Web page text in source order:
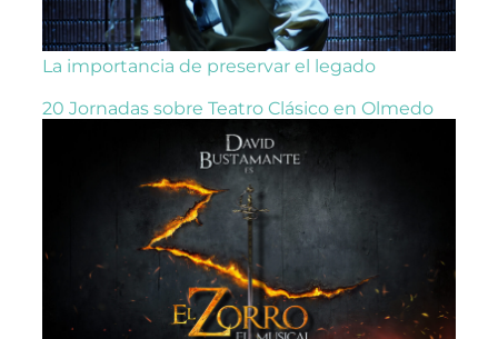
La importancia de preservar el legado
20 Jornadas sobre Teatro Clásico en Olmedo